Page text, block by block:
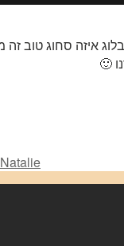
איזה סחוג טוב
🙂
Natalie